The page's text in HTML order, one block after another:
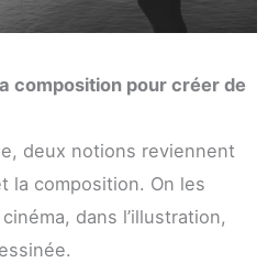
composition pour créer de
deux notions reviennent
la composition. On les
dans l’illustration,